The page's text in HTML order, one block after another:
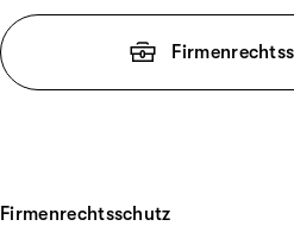
Firmenrechtsschutz